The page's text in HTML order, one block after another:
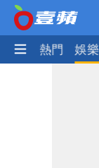
焦點 熱門 娛
策高
「我